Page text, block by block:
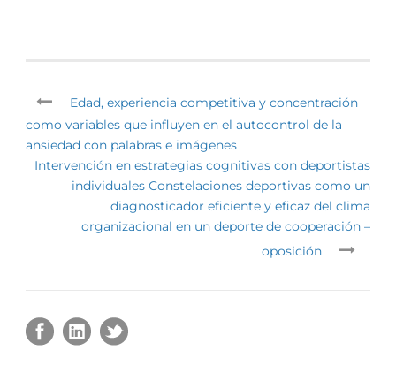
Edad, experiencia competitiva y concentración
como variables que influyen en el autocontrol de la
ansiedad con palabras e imágenes
Intervención en estrategias cognitivas con deportistas
individuales Constelaciones deportivas como un
diagnosticador eficiente y eficaz del clima
organizacional en un deporte de cooperación –
oposición